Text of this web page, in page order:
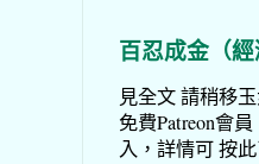
百忍成金（
見全文 請稍移
免費Patreon會
入，詳情可 按